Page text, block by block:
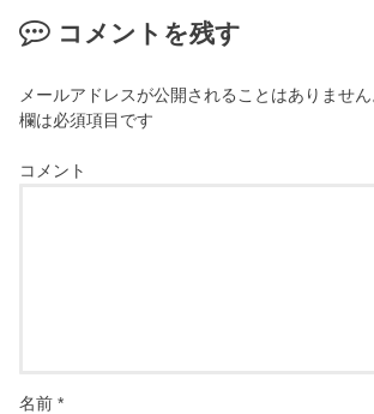
コメントを残す
メールアドレスが公開されることはありません
欄は必須項目です
コメント
名前*